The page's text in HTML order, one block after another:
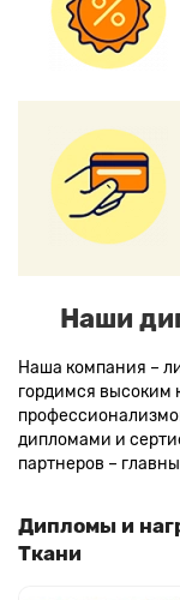
Наши
Наша компания –
гордимся высоким
дипломами и
партнеров –
Дипломы и
Ткани